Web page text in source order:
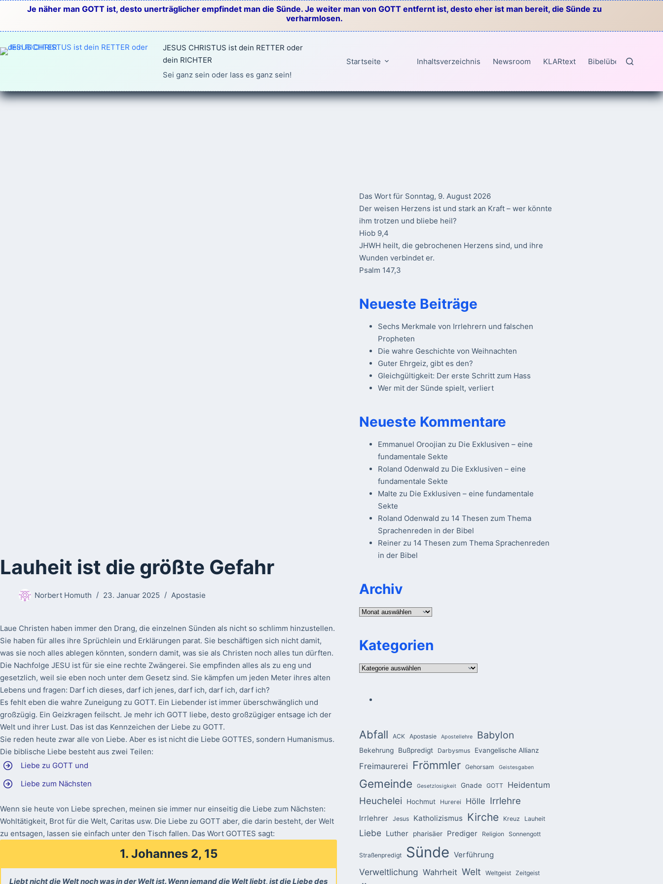
springen
Je näher man GOTT ist, desto unerträglicher empfindet man die Sünde. Je weiter man von GOTT entfernt ist, desto eher ist man bereit, die Sünde zu
verharmlosen.
JESUS CHRISTUS ist dein RETTER oder
dein RICHTER
Sei ganz sein oder lass es ganz sein!
Startseite Inhaltsverzeichnis Newsroom KLARtext Bibelübersetzungen
Lauheit ist die größte Gefahr
Norbert Homuth 23. Januar 2025 Apostasie
Laue Christen haben immer den Drang, die einzelnen Sünden als nicht so schlimm hinzustellen.
Sie haben für alles ihre Sprüchlein und Erklärungen parat. Sie beschäftigen sich nicht damit,
was sie noch alles ablegen könnten, sondern damit, was sie als Christen noch alles tun dürften.
Die Nachfolge JESU ist für sie eine rechte Zwängerei. Sie empfinden alles als zu eng und
gesetzlich, weil sie eben noch unter dem Gesetz sind. Sie kämpfen um jeden Meter ihres alten
Lebens und fragen: Darf ich dieses, darf ich jenes, darf ich, darf ich, darf ich?
Es fehlt eben die wahre Zuneigung zu GOTT. Ein Liebender ist immer überschwänglich und
großzügig. Ein Geizkragen feilscht. Je mehr ich GOTT liebe, desto großzügiger entsage ich der
Welt und ihrer Lust. Das ist das Kennzeichen der Liebe zu GOTT.
Sie reden heute zwar alle von Liebe. Aber es ist nicht die Liebe GOTTES, sondern Humanismus.
Die biblische Liebe besteht aus zwei Teilen:
Liebe zu GOTT und
Liebe zum Nächsten
Wenn sie heute von Liebe sprechen, meinen sie immer nur einseitig die Liebe zum Nächsten:
Wohltätigkeit, Brot für die Welt, Caritas usw. Die Liebe zu GOTT aber, die darin besteht, der Welt
zu entsagen, lassen sie einfach unter den Tisch fallen. Das Wort GOTTES sagt:
1. Johannes 2, 15
Liebt nicht die Welt noch was in der Welt ist. Wenn jemand die Welt liebt, ist die Liebe des
Das Wort für Sonntag, 9. August 2026
Der weisen Herzens ist und stark an Kraft – wer könnte
ihm trotzen und bliebe heil?
Hiob 9,4
JHWH heilt, die gebrochenen Herzens sind, und ihre
Wunden verbindet er.
Psalm 147,3
Neueste Beiträge
Sechs Merkmale von Irrlehrern und falschen
Propheten
Die wahre Geschichte von Weihnachten
Guter Ehrgeiz, gibt es den?
Gleichgültigkeit: Der erste Schritt zum Hass
Wer mit der Sünde spielt, verliert
Neueste Kommentare
Emmanuel Oroojian zu Die Exklusiven – eine
fundamentale Sekte
Roland Odenwald zu Die Exklusiven – eine
fundamentale Sekte
Malte zu Die Exklusiven – eine fundamentale
Sekte
Roland Odenwald zu 14 Thesen zum Thema
Sprachenreden in der Bibel
Reinerzu 14 Thesen zum Thema Sprachenreden
in der Bibel
Archiv
Archiv
Kategorien
Kategorien
Abfall ACK Apostasie Apostellehre Babylon
Bekehrung Bußpredigt Darbysmus Evangelische Allianz
Freimaurerei Frömmler Gehorsam Geistesgaben
Gemeinde Gesetzlosigkeit Gnade GOTT Heidentum
Heuchelei Hochmut Hurerei Hölle Irrlehre
Irrlehrer Jesus Katholizismus Kirche Kreuz Lauheit
Liebe Luther pharisäer Prediger Religion Sonnengott
Straßenpredigt Sünde Verführung
Verweltlichung Wahrheit Welt Weltgeist Zeitgeist